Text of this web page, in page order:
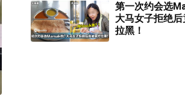
第一次约会选
大马女子拒绝
拉黑！